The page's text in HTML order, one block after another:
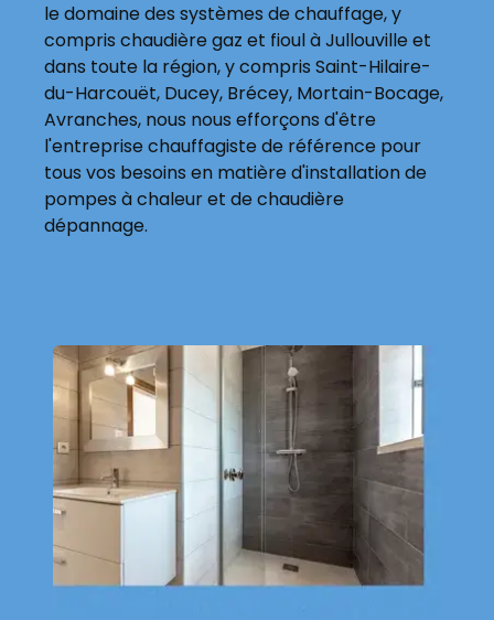
le domaine des systèmes de chauffage, y
compris chaudière gaz et fioul à Jullouville et
dans toute la région, y compris Saint-Hilaire-
du-Harcouët, Ducey, Brécey, Mortain-Bocage,
Avranches, nous nous efforçons d'être
l'entreprise chauffagiste de référence pour
tous vos besoins en matière d'installation de
pompes à chaleur et de chaudière
dépannage.